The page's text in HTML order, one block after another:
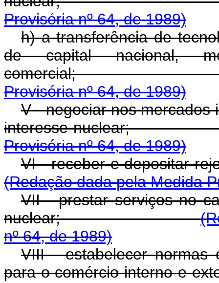
Provisória nº 64, de 1989)
h) a transferência de
de capital nacional,
Provisória nº 64, de 1989)
V - negociar nos mercados
interesse
Provisória nº 64, de 1989)
VI - receber e
(Redação dada pela Medida
VII - prestar serviços no
nuclear;
nº 64, de 1989)
VIII - estabelecer normas
para o comércio